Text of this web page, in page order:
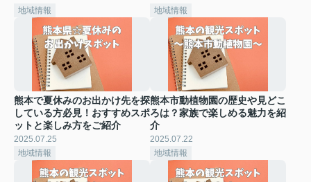
地域情報
地域情報
熊本で夏休みのお出かけ先を探
している方必見！おすすめスポ
ットと楽しみ方をご紹介
2025.07.25
地域情報
熊本市動植物園の歴史や見どこ
ろは？家族で楽しめる魅力を紹
介
2025.07.22
地域情報